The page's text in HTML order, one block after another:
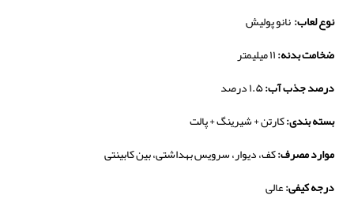
نوع لعاب:نانو پولیش
ضخامت بدنه:
درصد جذب آب:
بسته بندی:کارتن + شیرینگ + پالت
موارد مصرف:کف، دیوار، سرویس بهداشتی، بین کابینتی
درجه کیفی:عالی